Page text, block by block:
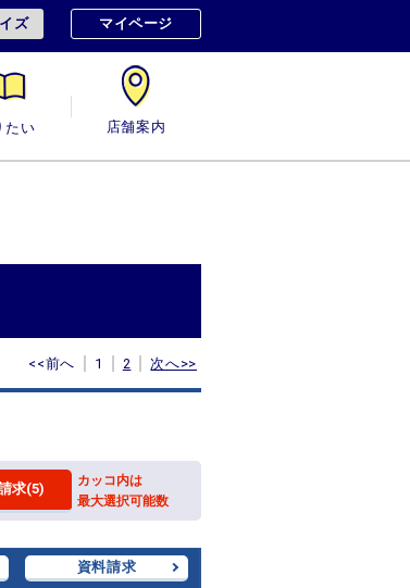
ズ マイページ
たい 店舗案内
<<前へ 1 2 次へ>>
求(5)
カッコ内は
最大選択可能数
資料請求